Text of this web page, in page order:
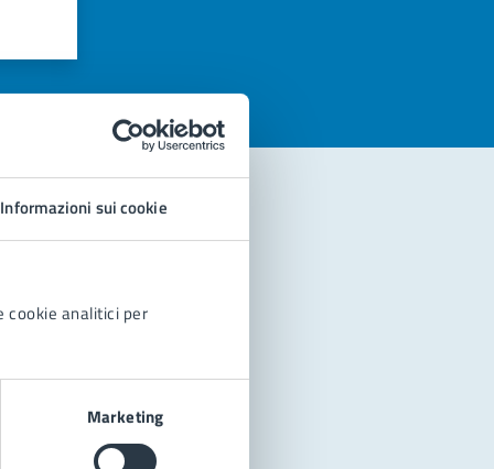
Informazioni sui cookie
cookie analitici per
Marketing